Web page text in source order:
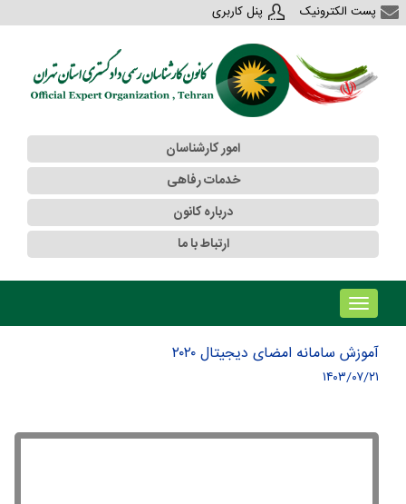
پست الکترونیک پنل کاربری
امور کارشناسان
خدمات رفاهی
درباره کانون
ارتباط با ما
!!!b۱!!!
آموزش سامانه امضای دیجیتال ۲۰۲۰
۱۴۰۳/۰۷/۲۱